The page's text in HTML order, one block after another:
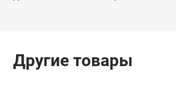
Другие товары